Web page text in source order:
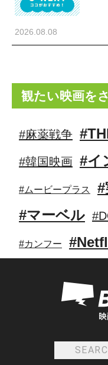
2026.08.08
観たい映画を
#麻薬戦争
#韓国映画 #イ
#ムービープラス
#マーベル
#カンフー